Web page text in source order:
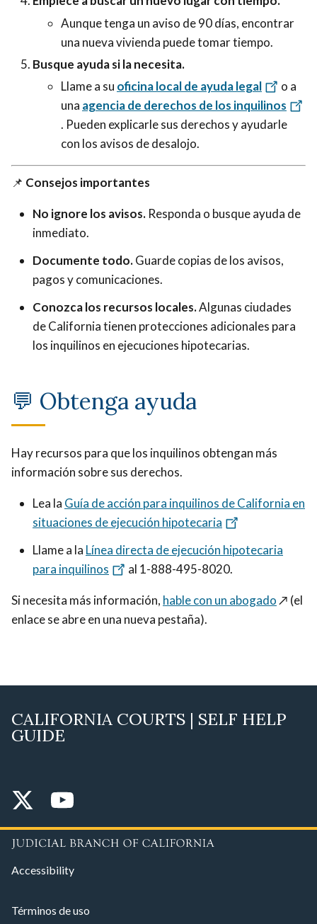
Aunque tenga un aviso de 90 días, encontrar
una nueva vivienda puede tomar tiempo.
Busque ayuda si la necesita.
Llame a su oficina local de ayuda legal
o a
una agencia de derechos de los inquilinos
. Pueden explicarle sus derechos y ayudarle
con los avisos de desalojo.
📌 Consejos importantes
No ignore los avisos. Responda o busque ayuda de
inmediato.
Documente todo.Guarde copias de los avisos,
pagos y comunicaciones.
Conozca los recursos locales.Algunas ciudades
de California tienen protecciones adicionales para
los inquilinos en ejecuciones hipotecarias.
💬 Obtenga ayuda
Hay recursos para que los inquilinos obtengan más
información sobre sus derechos.
Lea la Guía de acción para inquilinos de California en
situaciones de ejecución hipotecaria
Llame a la Línea directa de ejecución hipotecaria
para inquilinos
al 1-888-495-8020.
Si necesita más información, hable con un abogado↗️ (el
enlace se abre en una nueva pestaña).
CALIFORNIA COURTS | SELF HELP
GUIDE
Accessibility
Términos de uso